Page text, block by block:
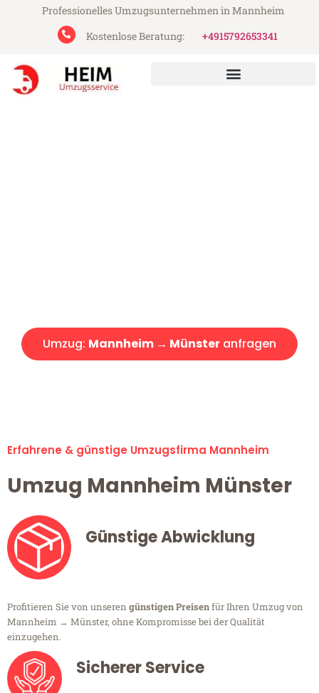
Professionelles Umzugsunternehmen in Mannheim
Kostenlose Beratung:
+4915792653341
Umzug: Mannheim → Münster anfragen
Erfahrene & günstige Umzugsfirma Mannheim
Umzug Mannheim Münster
Günstige Abwicklung
Profitieren Sie von unseren günstigen Preisenfür Ihren Umzug von
Mannheim → Münster, ohne Kompromisse bei der Qualität
einzugehen.
Sicherer Service